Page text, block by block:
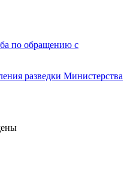
по обращению с
разведки Министерства